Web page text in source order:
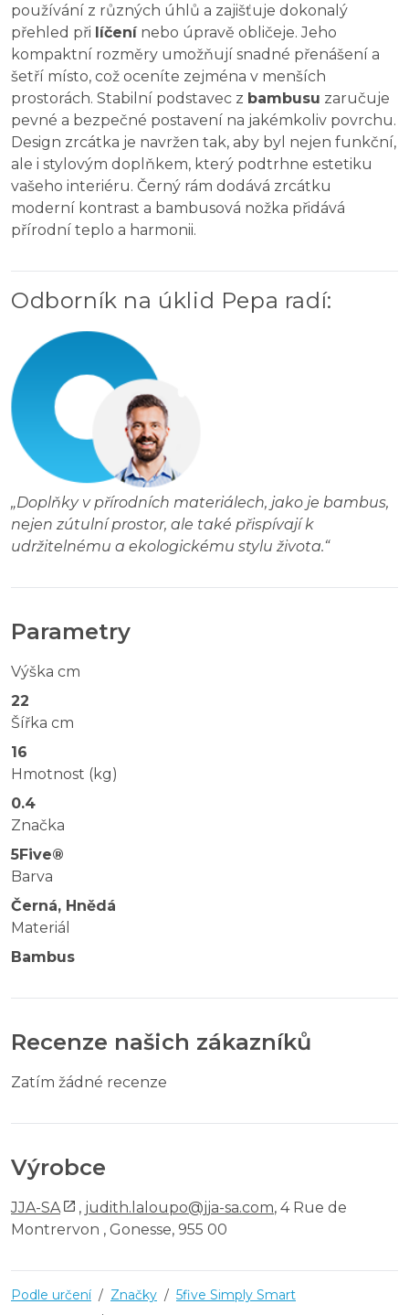
používání z různých úhlů a zajišťuje dokonalý
přehled při líčenínebo úpravě obličeje. Jeho
kompaktní rozměry umožňují snadné přenášení a
šetří místo, což oceníte zejména v menších
prostorách. Stabilní podstavec z bambusu zaručuje
pevné a bezpečné postavení na jakémkoliv povrchu.
Design zrcátka je navržen tak, aby byl nejen funkční,
ale i stylovým doplňkem, který podtrhne estetiku
vašeho interiéru. Černý rám dodává zrcátku
moderní kontrast a bambusová nožka přidává
přírodní teplo a harmonii.
Odborník na úklid Pepa radí:
„Doplňky v přírodních materiálech, jako je bambus,
nejen zútulní prostor, ale také přispívají k
udržitelnému a ekologickému stylu života.“
Parametry
Výška cm
22
Šířka cm
16
Hmotnost (kg)
0.4
Značka
5Five®
Barva
Černá, Hnědá
Materiál
Bambus
Recenze našich zákazníků
Zatím žádné recenze
Výrobce
JJA-SA , judith.laloupo@jja-sa.com, 4 Rue de
Montrervon , Gonesse, 955 00
Podle určení / Značky / 5five Simply Smart